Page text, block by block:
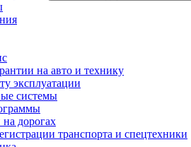
на авто и технику
эксплуатации
системы
дорогах
транспорта и спецтехники